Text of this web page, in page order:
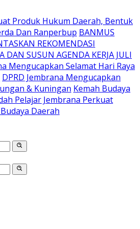
Produk Hukum Daerah, Bentuk
Dan Ranperbup BANMUS
REKOMENDASI
DAN SUSUN AGENDA KERJA JULI
Mengucapkan Selamat Hari Raya
DPRD Jembrana Mengucapkan
& Kuningan Kemah Budaya
Pelajar Jembrana Perkuat
Daerah